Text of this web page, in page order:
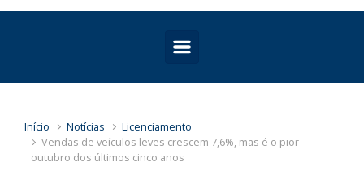
Início Notícias
Licenciamento
Vendas de veículos leves crescem 7,6%, mas é o pior
outubro dos últimos cinco anos